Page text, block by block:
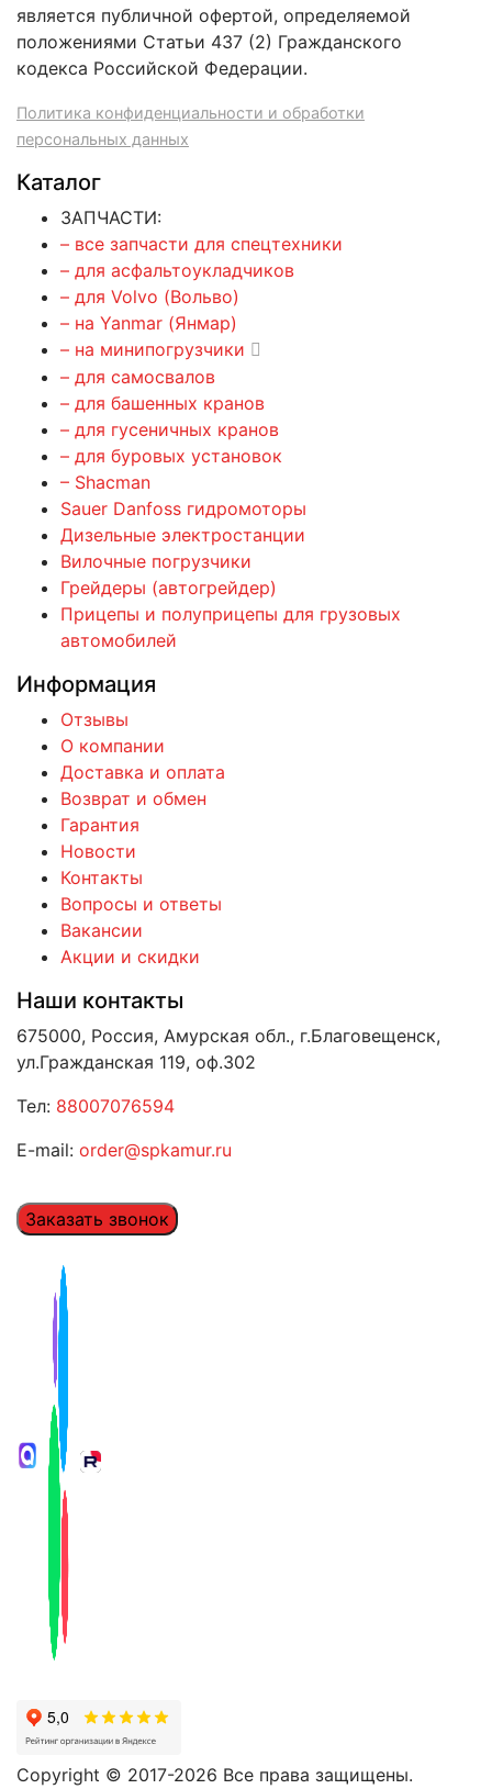
является публичной офертой, определяемой
положениями Статьи 437 (2) Гражданского
кодекса Российской Федерации.
Политика конфиденциальности и обработки
персональных данных
Каталог
ЗАПЧАСТИ:
– все запчасти для спецтехники
– для асфальтоукладчиков
– для Volvo (Вольво)
– на Yanmar (Янмар)
– на минипогрузчики
– для самосвалов
– для башенных кранов
– для гусеничных кранов
– для буровых установок
– Shacman
Sauer Danfoss гидромоторы
Дизельные электростанции
Вилочные погрузчики
Грейдеры (автогрейдер)
Прицепы и полуприцепы для грузовых
автомобилей
Информация
Отзывы
О компании
Доставка и оплата
Возврат и обмен
Гарантия
Новости
Контакты
Вопросы и ответы
Вакансии
Акции и скидки
Наши контакты
675000, Россия, Амурская обл., г.Благовещенск,
ул.Гражданская 119, оф.302
Тел: 88007076594
E-mail: order@spkamur.ru
Заказать звонок
Copyright © 2017-2026 Все права защищены.